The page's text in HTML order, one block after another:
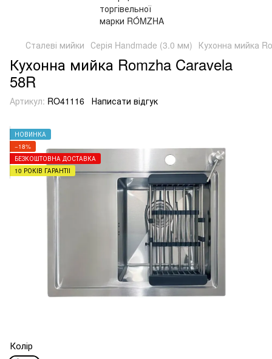
Сталеві мийки Серія Handmade (3.0 мм) Кухонна мийка
Кухонна мийка Romzha Caravela
58R
Артикул: RO41116 Написати відгук
НОВИНКА
−18%
БЕЗКОШТОВНА ДОСТАВКА
10 РОКІВ ГАРАНТІЇ
Колір